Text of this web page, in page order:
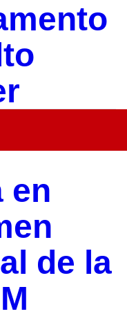
en
de la